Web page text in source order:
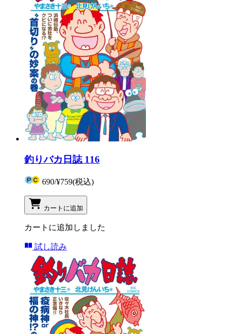
釣りバカ日誌 116
690/¥759(税込)
カートに追加
カートに追加しました
試し読み